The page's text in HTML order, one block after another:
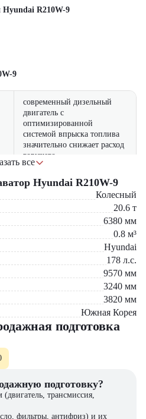
Hyundai R210W-9
9
современный дизельный
двигатель с
оптимизированной
системой впрыска топлива
значительно снижает расход
горючего
мощная гидравлическая
система обеспечивает
высокую скорость рабочих
операций
основных компонентов
гарантирует длительный
срок службы
просторная кабина с низким
эргономичным управлением
широкий выбор сменного
разработки котлованов, прокладки
и на погрузочно-разгрузочных
все
Hyundai R210W-9
Колесный
20.6 т
6380 мм
0.8 м³
Hyundai
178 л.с.
9570 мм
3240 мм
3820 мм
Южная Корея
подготовка
подготовку?
(двигатель, трансмиссия,
фильтры, антифриз) и их